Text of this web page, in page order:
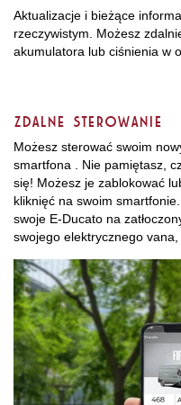
Aktualizacje i bieżące
rzeczywistym. Możesz
akumulatora lub ciśnienia w
Zdalne sterowanie
Możesz sterować swoim
smartfona . Nie pamiętasz,
się! Możesz je zablokować
kliknięć na swoim
swoje E-Ducato na
swojego elektrycznego